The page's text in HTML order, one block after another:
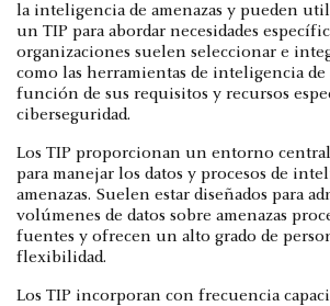
la inteligencia de amenazas y pueden
un TIP para abordar necesidades
organizaciones suelen seleccionar e
como las herramientas de inteligencia de
función de sus requisitos y recursos
ciberseguridad.
Los TIP proporcionan un entorno
para manejar los datos y procesos de
amenazas. Suelen estar diseñados para
volúmenes de datos sobre amenazas
fuentes y ofrecen un alto grado de
flexibilidad.
Los TIP incorporan con frecuencia